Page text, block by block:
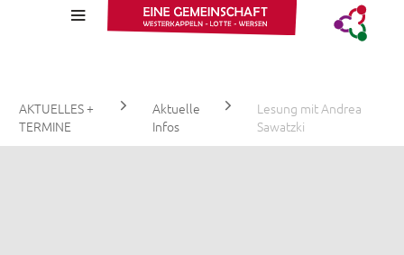
AKTUELLES +
TERMINE
Aktuelle
Infos
Lesung mit Andrea
Sawatzki